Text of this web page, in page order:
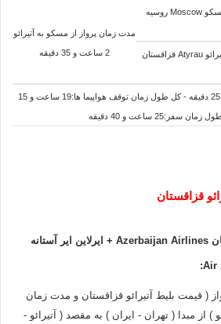
فرودگاه مسکو Moscow روسیه
مدت زمان پرواز از مسکو به آتیرائو
2 ساعت و 35 دقيقه فرودگاه آتیرائو Atyrau قزاقستان
کل طول زمان پرواز :6 ساعت و 25 دقيقه - کل طول زمان توقف هواپيما ها:19 ساعت و 15
سفر:25 ساعت و 40 دقيقه
قزاقستان
پرواز تهران آتیرائو آذربایجان Azerbaijan Airlines + ایرلاین ایر آستانه
:
( قیمت بلیط آتیرائو قزاقستان و مدت زمان
) از مبدا ( تهران - ایران ) به مقصد ( آتیرائو -